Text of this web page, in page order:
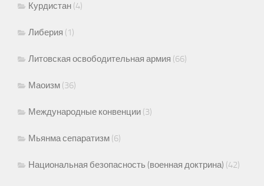
Курдистан (4)
Либерия (1)
Литовская освободительная армия (66)
Маоизм (36)
Международные конвенции (3)
Мьянма сепаратизм (6)
Национальная безопасность (военная доктрина) (42)